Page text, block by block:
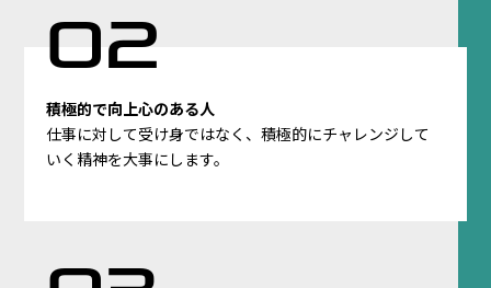
積極的で向上心のある人
仕事に対して受け身ではなく、積極的にチャレンジして
いく精神を大事にします。